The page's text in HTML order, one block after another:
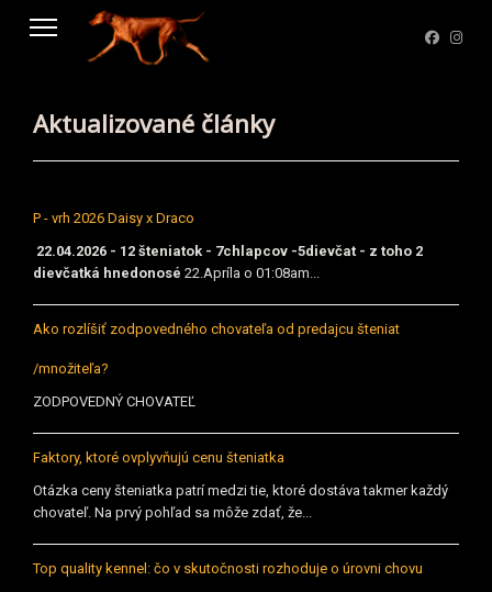
Aktualizované články
P - vrh 2026 Daisy x Draco
22.04.2026 - 12 šteniatok - 7chlapcov -5dievčat - z toho 2
dievčatká hnedonosé 22.Apríla o 01:08am...
Ako rozlíšiť zodpovedného chovateľa od predajcu šteniat
/množiteľa?
ZODPOVEDNÝ CHOVATEĽ
Faktory, ktoré ovplyvňujú cenu šteniatka
Otázka ceny šteniatka patrí medzi tie, ktoré dostáva takmer každý
chovateľ. Na prvý pohľad sa môže zdať, že...
Top quality kennel: čo v skutočnosti rozhoduje o úrovni chovu